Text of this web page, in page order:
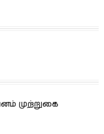
முற்றுகை